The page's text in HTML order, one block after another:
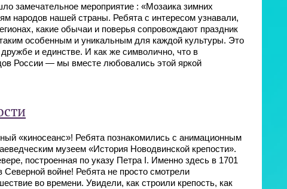
замечательное мероприятие : «Мозаика зимних
народов нашей страны. Ребята с интересом узнавали,
какие обычаи и поверья сопровождают праздник
особенным и уникальным для каждой культуры. Это
и единстве. И как же символично, что в
России — мы вместе любовались этой яркой
«киносеанс»! Ребята познакомились с анимационным
музеем «История Новодвинской крепости».
построенная по указу Петра I. Именно здесь в 1701
войне! Ребята не просто смотрели
во времени. Увидели, как строили крепость, как